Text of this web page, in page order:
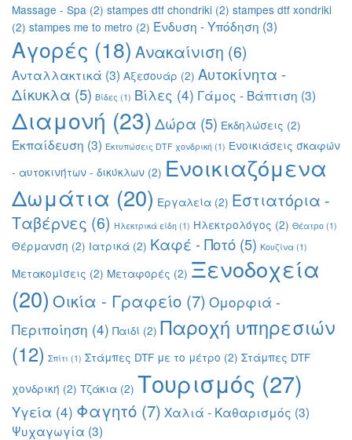
Massage - Spa (2) stampes dtf chondriki (2) stampes dtf xondriki
(2) stampes me to metro (2) Ένδυση - Υπόδηση (3)
Αγορές (18) Ανακαίνιση (6)
Ανταλλακτικά (3) Αξεσουάρ (2) Αυτοκίνητα -
Δίκυκλα (5) Βίδες (1) Βίλες (4) Γάμος - Βάπτιση (3)
Διαμονή (23)Δώρα (5) Εκδηλώσεις (2)
Εκπαίδευση (3) Εκτυπώσεις DTF χονδρική (1) Ενοικιάσεις σκαφών
- αυτοκινήτων - δικύκλων (2) Ενοικιαζόμενα
Δωμάτια (20) Εργαλεία (2) Εστιατόρια -
Ταβέρνες (6) Ηλεκτρικά είδη (1) Ηλεκτρολόγος (2) Θέατρο (1)
Θέρμανση (2) Ιατρικά (2) Καφέ - Ποτό (5) Κουζίνα (1)
Μετακομίσεις (2) Μεταφορές (2) Ξενοδοχεία
(20) Οικία - Γραφείο (7) Ομορφιά -
Περιποίηση (4) Παιδί (2) Παροχή υπηρεσιών
(12) Σπίτι (1) Στάμπες DTF με το μέτρο (2) Στάμπες DTF
χονδρική (2) Τζάκια (2) Τουρισμός (27)
Υγεία (4) Φαγητό (7) Χαλιά - Καθαρισμός (3)
Ψυχαγωγία (3)